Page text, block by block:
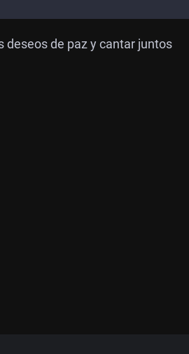
deseos de paz y cantar juntos